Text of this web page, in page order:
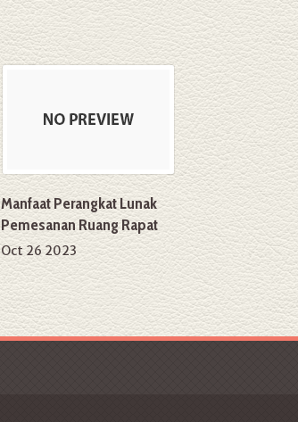
Manfaat Perangkat Lunak
Pemesanan Ruang Rapat
Oct 26 2023